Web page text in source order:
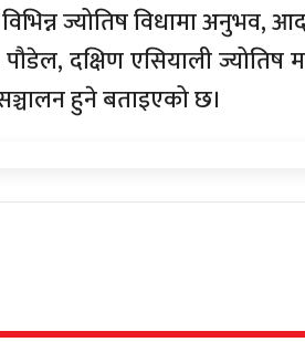
ज्योतिष विधामा अनुभव,
दक्षिण एसियाली ज्योतिष
हुने बताइएको छ।